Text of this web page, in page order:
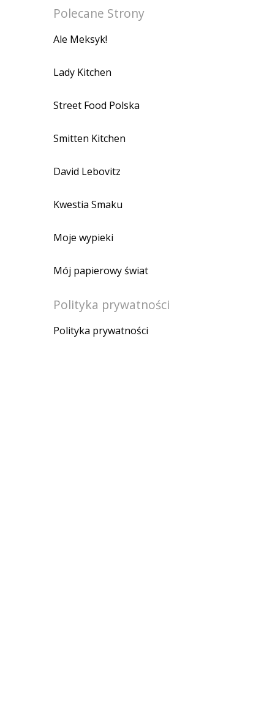
Polecane Strony
Ale Meksyk!
Lady Kitchen
Street Food Polska
Smitten Kitchen
David Lebovitz
Kwestia Smaku
Moje wypieki
Mój papierowy świat
Polityka prywatności
Polityka prywatności